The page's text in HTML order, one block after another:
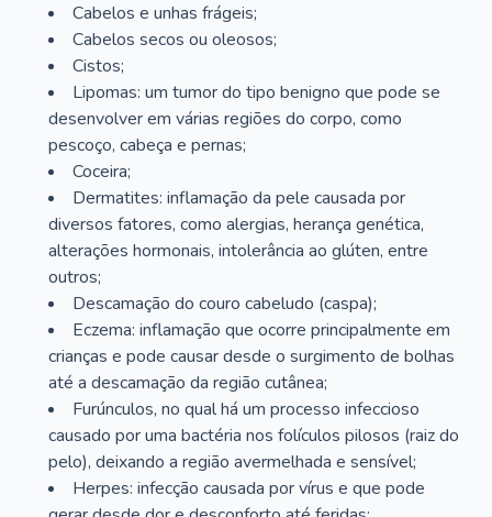
Cabelos e unhas frágeis;
Cabelos secos ou oleosos;
Cistos;
Lipomas: um tumor do tipo benigno que pode se
desenvolver em várias regiões do corpo, como
pescoço, cabeça e pernas;
Coceira;
Dermatites: inflamação da pele causada por
diversos fatores, como alergias, herança genética,
alterações hormonais, intolerância ao glúten, entre
outros;
Descamação do couro cabeludo (caspa);
Eczema: inflamação que ocorre principalmente em
crianças e pode causar desde o surgimento de bolhas
até a descamação da região cutânea;
Furúnculos, no qual há um processo infeccioso
causado por uma bactéria nos folículos pilosos (raiz do
pelo), deixando a região avermelhada e sensível;
Herpes: infecção causada por vírus e que pode